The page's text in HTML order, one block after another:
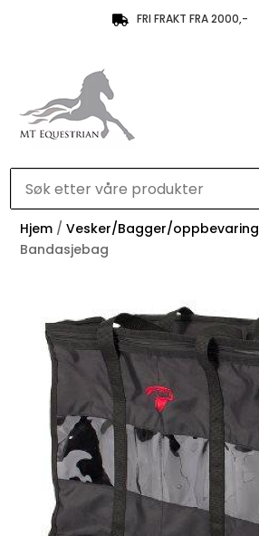
 FRI FRAKT FRA 2000,-
Hjem /Vesker/Bagger/oppbevaring
Bandasjebag